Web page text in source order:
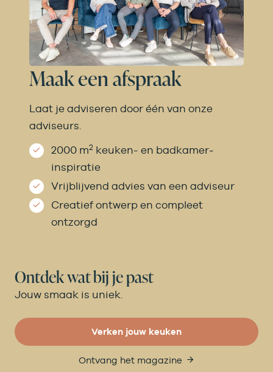
Maak een afspraak
Laat je adviseren door één van onze
adviseurs.
2000 m2 keuken- en badkamer­
inspiratie
Vrijblijvend advies van een adviseur
Creatief ontwerp en compleet
ontzorgd
Ontdek wat bij je past
Jouw smaak is uniek.
Verken jouw keuken
Ontvang het magazine